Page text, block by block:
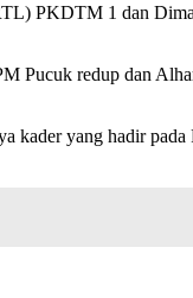
PKDTM 1 dan
Pucuk redup dan
kader yang hadir